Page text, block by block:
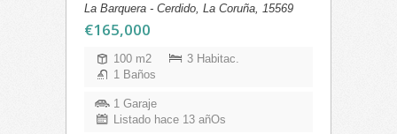
La Barquera - Cerdido, La Coruña, 15569
€165,000
100 m2
3 Habitac.
1 Baños
1 Garaje
Listado hace 13 añOs